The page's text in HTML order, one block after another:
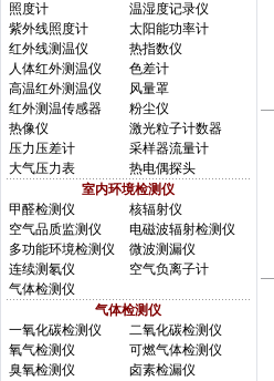
照度计
温湿度记录仪
紫外线照度计
太阳能功率计
红外线测温仪
热指数仪
人体红外测温仪
色差计
高温红外测温仪
风量罩
红外测温传感器
粉尘仪
热像仪
激光粒子计数器
压力压差计
采样器流量计
大气压力表
热电偶探头
室内环境检测仪
甲醛检测仪
核辐射仪
空气品质监测仪
电磁波辐射检测仪
多功能环境检测仪
微波测漏仪
连续测氡仪
空气负离子计
气体检测仪
气体检测仪
一氧化碳检测仪
二氧化碳检测仪
氧气检测仪
可燃气体检测仪
臭氧检测仪
卤素检漏仪